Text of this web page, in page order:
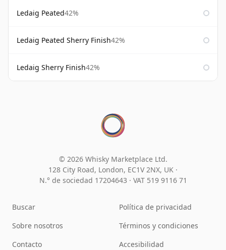
Ledaig Peated42%
Ledaig Peated Sherry Finish42%
Ledaig Sherry Finish42%
© 2026 Whisky Marketplace Ltd.
128 City Road, London, EC1V 2NX, UK ·
N.° de sociedad 17204643 · VAT 519 9116 71
Buscar
Sobre nosotros
Contacto
Política de privacidad
Términos y condiciones
Accesibilidad